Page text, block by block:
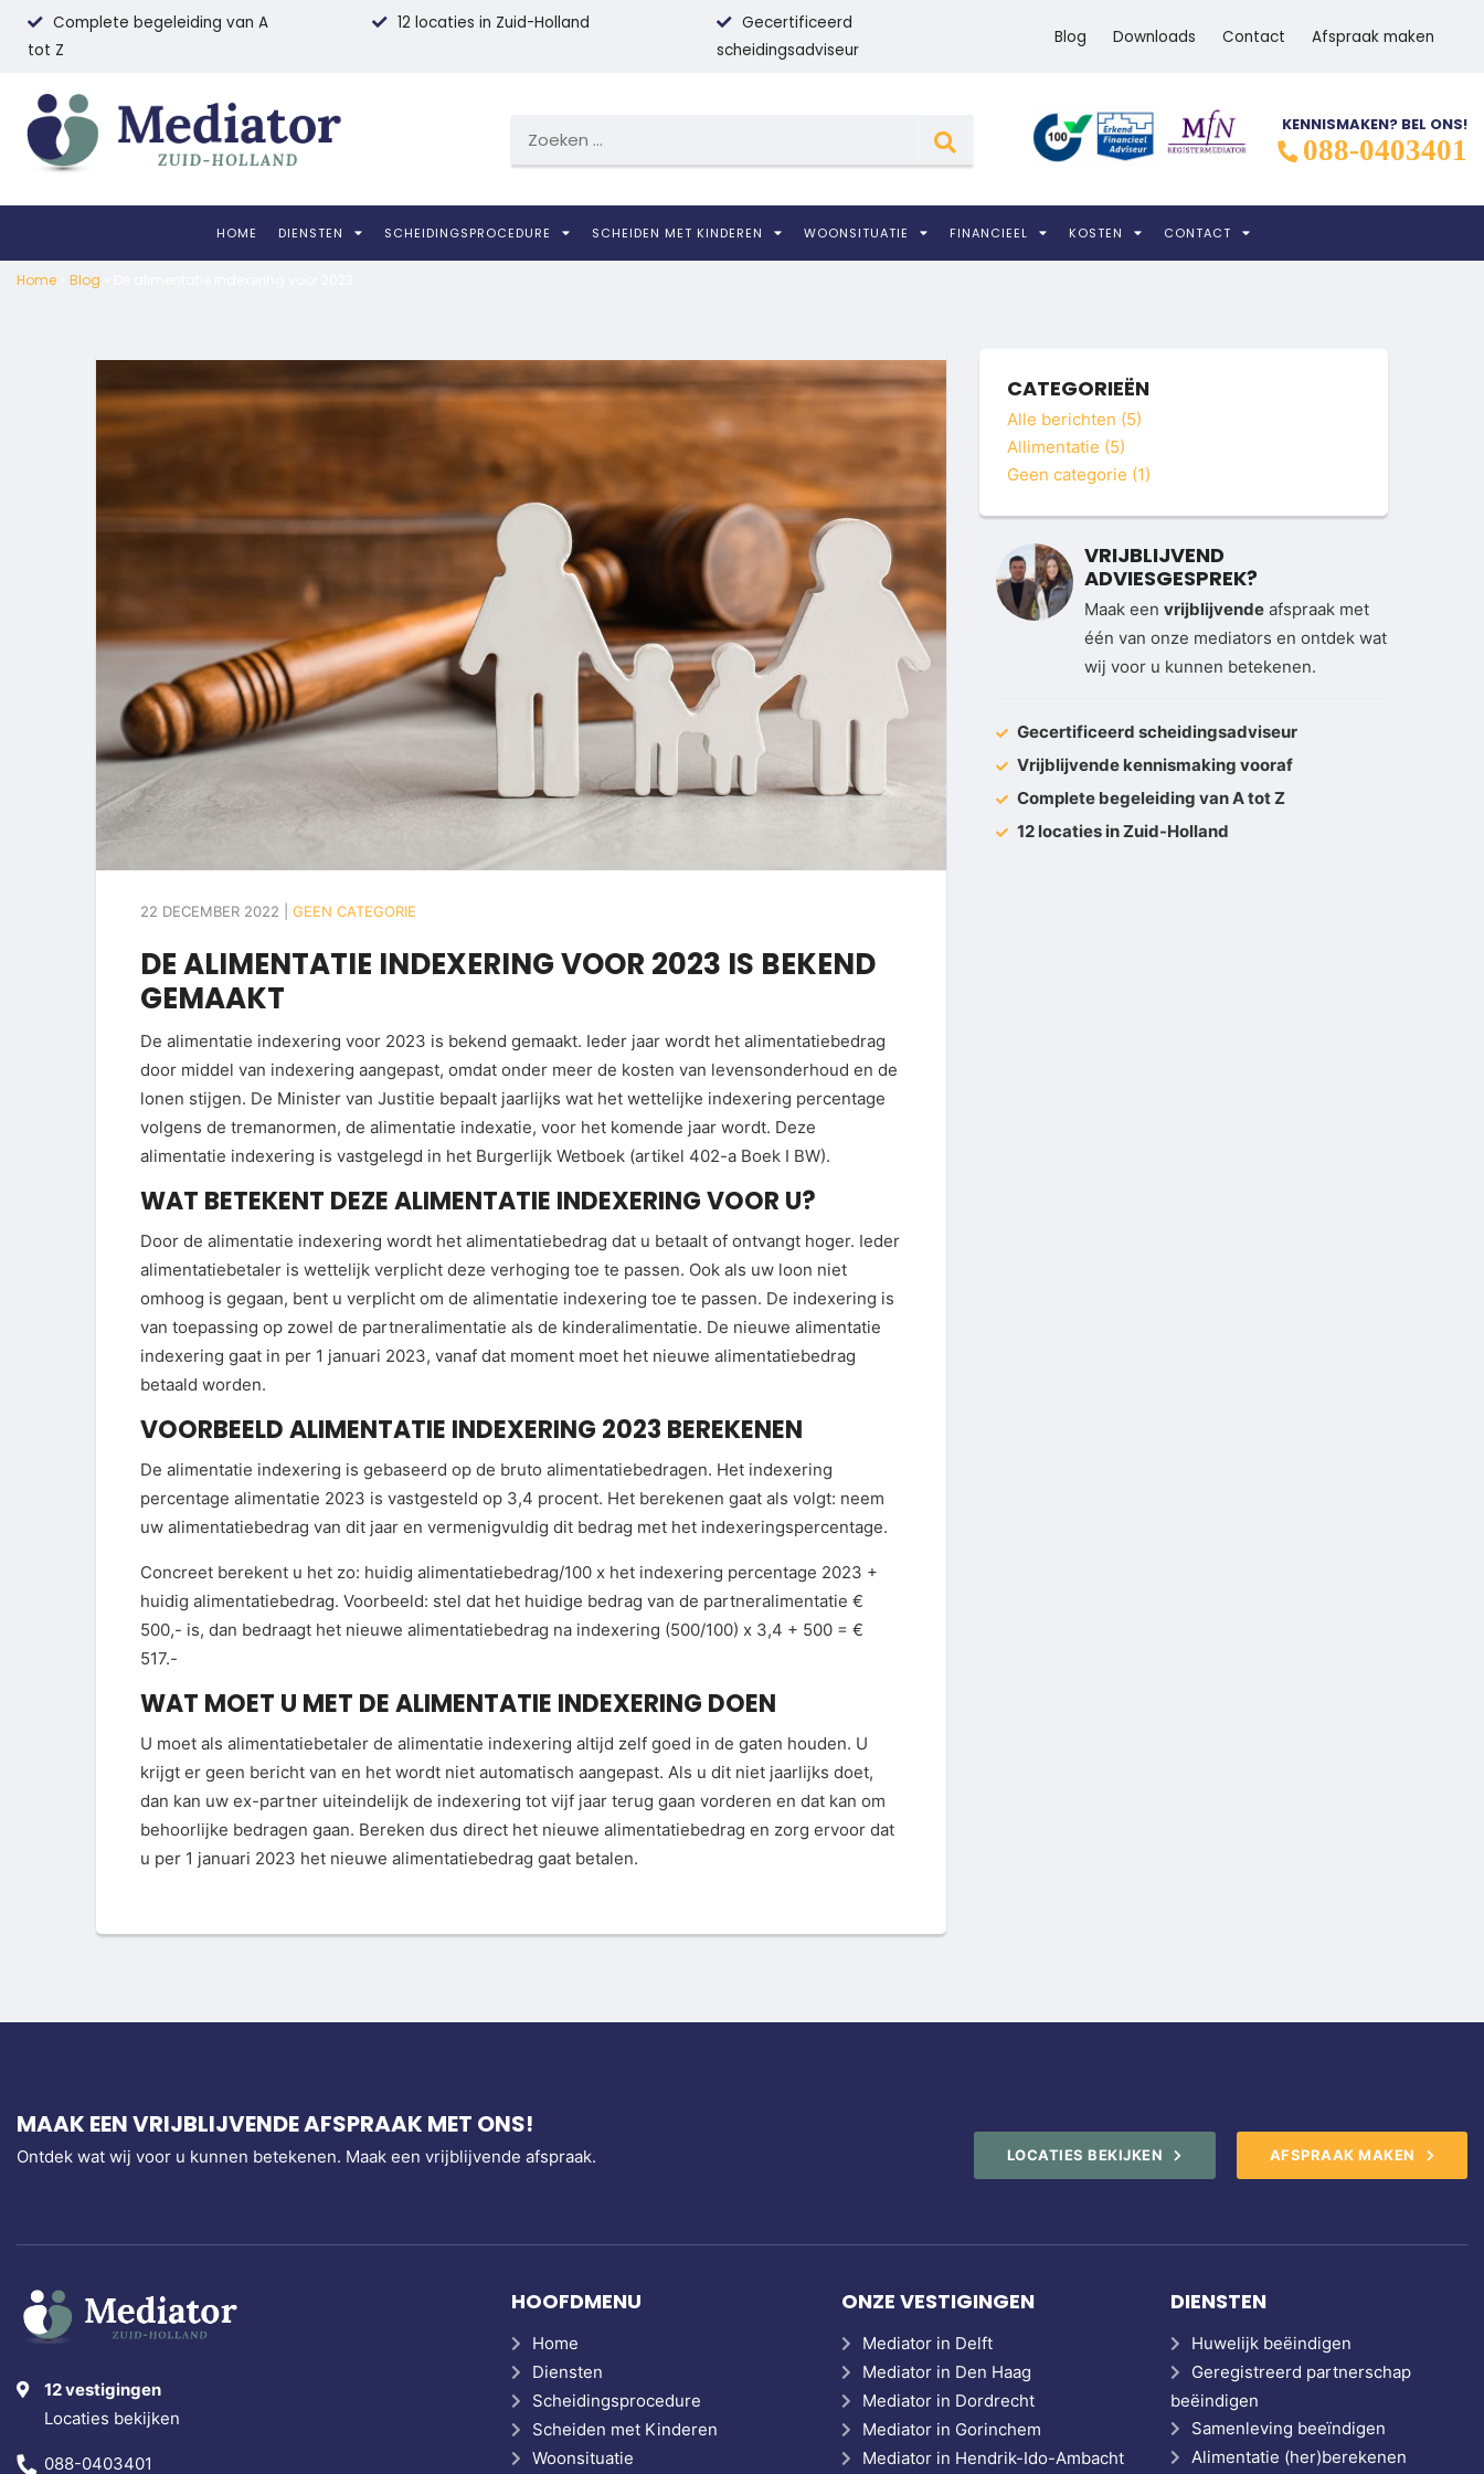
Complete begeleiding van A
tot Z
12 locaties in Zuid-Holland
Gecertificeerd
scheidingsadviseur
vooraf
Blog Downloads Contact Afspraak maken
KENNISMAKEN? BEL ONS!
088-0403401
HOME DIENSTEN SCHEIDINGSPROCEDURE SCHEIDEN MET KINDEREN WOONSITUATIE FINANCIEEL KOSTEN CONTACT
Home Blog
22 DECEMBER 2022 | GEEN CATEGORIE
DE ALIMENTATIE INDEXERING VOOR 2023 IS BEKEND
GEMAAKT
De alimentatie indexering voor 2023 is bekend gemaakt. Ieder jaar wordt het alimentatiebedrag
door middel van indexering aangepast, omdat onder meer de kosten van levensonderhoud en de
lonen stijgen. De Minister van Justitie bepaalt jaarlijks wat het wettelijke indexering percentage
volgens de tremanormen, de alimentatie indexatie, voor het komende jaar wordt. Deze
alimentatie indexering is vastgelegd in het Burgerlijk Wetboek (artikel 402-a Boek I BW).
WAT BETEKENT DEZE ALIMENTATIE INDEXERING VOOR U?
Door de alimentatie indexering wordt het alimentatiebedrag dat u betaalt of ontvangt hoger. Ieder
alimentatiebetaler is wettelijk verplicht deze verhoging toe te passen. Ook als uw loon niet
omhoog is gegaan, bent u verplicht om de alimentatie indexering toe te passen. De indexering is
van toepassing op zowel de partneralimentatie als de kinderalimentatie. De nieuwe alimentatie
indexering gaat in per 1 januari 2023, vanaf dat moment moet het nieuwe alimentatiebedrag
betaald worden.
VOORBEELD ALIMENTATIE INDEXERING 2023 BEREKENEN
De alimentatie indexering is gebaseerd op de bruto alimentatiebedragen. Het indexering
percentage alimentatie 2023 is vastgesteld op 3,4 procent. Het berekenen gaat als volgt: neem
uw alimentatiebedrag van dit jaar en vermenigvuldig dit bedrag met het indexeringspercentage.
Concreet berekent u het zo: huidig alimentatiebedrag/100 x het indexering percentage 2023 +
huidig alimentatiebedrag. Voorbeeld: stel dat het huidige bedrag van de partneralimentatie €
500,- is, dan bedraagt het nieuwe alimentatiebedrag na indexering (500/100) x 3,4 + 500 = €
517.-
WAT MOET U MET DE ALIMENTATIE INDEXERING DOEN
U moet als alimentatiebetaler de alimentatie indexering altijd zelf goed in de gaten houden. U
krijgt er geen bericht van en het wordt niet automatisch aangepast. Als u dit niet jaarlijks doet,
dan kan uw ex-partner uiteindelijk de indexering tot vijf jaar terug gaan vorderen en dat kan om
behoorlijke bedragen gaan. Bereken dus direct het nieuwe alimentatiebedrag en zorg ervoor dat
u per 1 januari 2023 het nieuwe alimentatiebedrag gaat betalen.
CATEGORIEËN
Alle berichten (5)
Allimentatie (5)
Geen categorie (1)
VRIJBLIJVEND
ADVIESGESPREK?
Maak een vrijblijvende afspraak met
één van onze mediators en ontdek wat
wij voor u kunnen betekenen.
Gecertificeerd scheidingsadviseur
Vrijblijvende kennismaking vooraf
Complete begeleiding van A tot Z
12 locaties in Zuid-Holland
MAAK EEN VRIJBLIJVENDE AFSPRAAK MET ONS!
Ontdek wat wij voor u kunnen betekenen. Maak een vrijblijvende afspraak. LOCATIES BEKIJKEN AFSPRAAK MAKEN
12 vestigingen
Locaties bekijken
088-0403401
HOOFDMENU
Home
Diensten
Scheidingsprocedure
Scheiden met Kinderen
Woonsituatie
ONZE VESTIGINGEN
Mediator in Delft
Mediator in Den Haag
Mediator in Dordrecht
Mediator in Gorinchem
Mediator in Hendrik-Ido-Ambacht
DIENSTEN
Huwelijk beëindigen
Geregistreerd partnerschap
beëindigen
Samenleving beeïndigen
Alimentatie (her)berekenen